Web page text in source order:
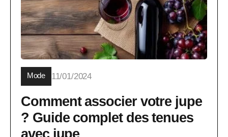
Mode 11/01/2024
Comment associer votre jupe
? Guide complet des tenues
avec jupe